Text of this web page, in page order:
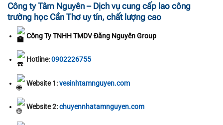
Công ty Tâm Nguyên – Dịch vụ cung cấp lao công
trường học Cần Thơ uy tín, chất lượng cao
Công Ty TNHH TMDV Đăng Nguyên Group
Hotline:0902226755
Website 1:vesinhtamnguyen.com
Website 2:chuyennhatamnguyen.com